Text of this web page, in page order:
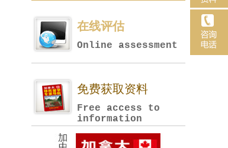
在线评估
Online assessment
免费获取资料
Free access to
information